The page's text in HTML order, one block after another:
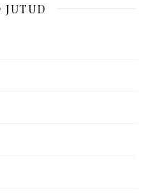
JUTUD